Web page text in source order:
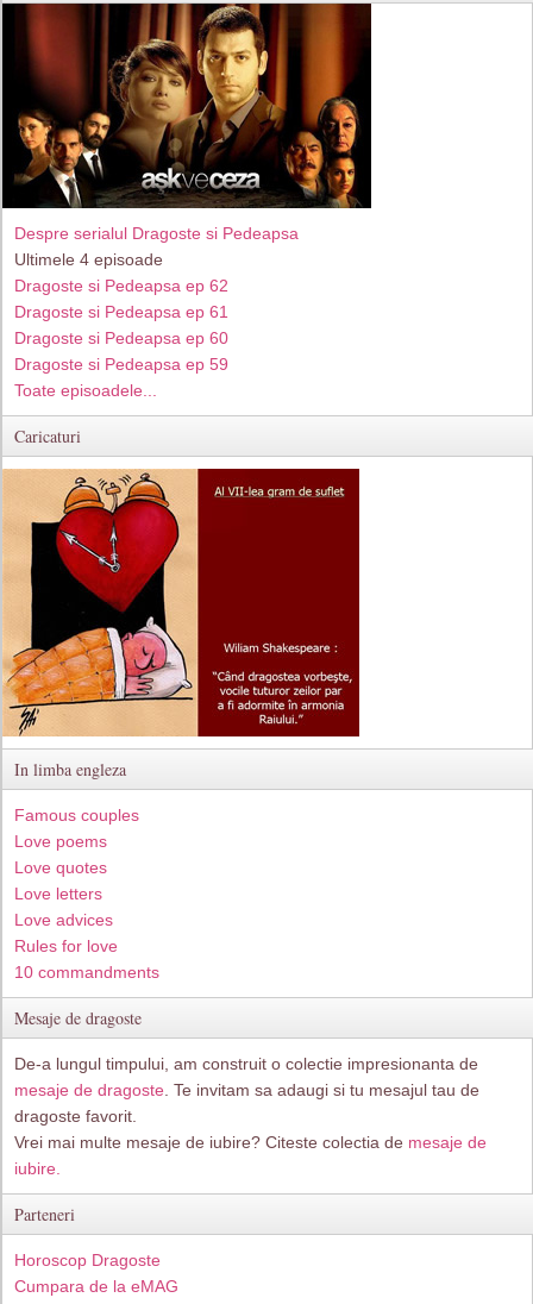
Despre serialul Dragoste si Pedeapsa
Ultimele 4 episoade
Dragoste si Pedeapsa ep 62
Dragoste si Pedeapsa ep 61
Dragoste si Pedeapsa ep 60
Dragoste si Pedeapsa ep 59
Toate episoadele...
Caricaturi
In limba engleza
Famous couples
Love poems
Love quotes
Love letters
Love advices
Rules for love
10 commandments
Mesaje de dragoste
De-a lungul timpului, am construit o colectie impresionanta de
mesaje de dragoste . Te invitam sa adaugi si tu mesajul tau de
dragoste favorit.
Vrei mai multe mesaje de iubire? Citeste colectia de mesaje de
iubire.
Parteneri
Horoscop Dragoste
Cumpara de la eMAG